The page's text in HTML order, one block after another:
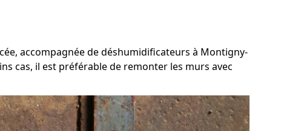
accompagnée de déshumidificateurs à Montigny-
cas, il est préférable de remonter les murs avec